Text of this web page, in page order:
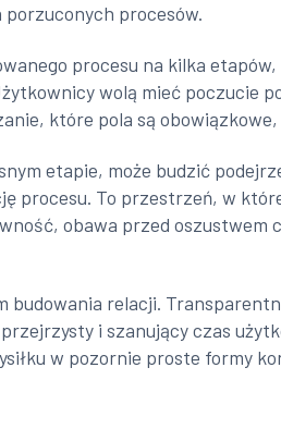
procesów.
procesu na kilka
wolą mieć poczucie
które pola są
etapie, może budzić
procesu. To przestrzeń, w
obawa przed oszustwem
budowania relacji.
i szanujący czas
w pozornie proste formy